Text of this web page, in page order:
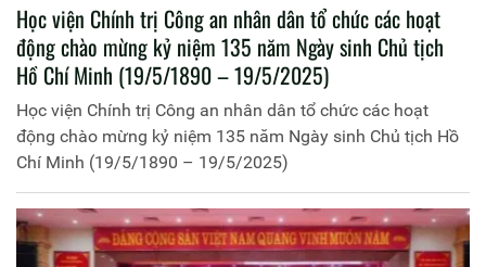
Học viện Chính trị Công an nhân dân tổ chức các hoạt
động chào mừng kỷ niệm 135 năm Ngày sinh Chủ tịch
Hồ Chí Minh (19/5/1890 – 19/5/2025)
Học viện Chính trị Công an nhân dân tổ chức các hoạt
động chào mừng kỷ niệm 135 năm Ngày sinh Chủ tịch Hồ
Chí Minh (19/5/1890 – 19/5/2025)